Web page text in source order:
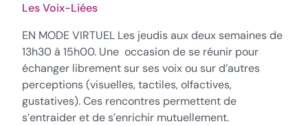
Les Voix-Liées
EN MODE VIRTUEL Les jeudis aux deux semaines de
13h30 à 15h00. Une occasion de se réunir pour
échanger librement sur ses voix ou sur d’autres
perceptions (visuelles, tactiles, olfactives,
gustatives). Ces rencontres permettent de
s’entraider et de s’enrichir mutuellement.